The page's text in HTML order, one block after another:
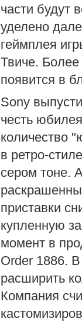
части будут
уделено
геймплея
Твиче.
появится в
Sony
честь
количество
в ретро-
сером тоне.
приставки
купленную
момент в
Order 1886.
расширить
Компания